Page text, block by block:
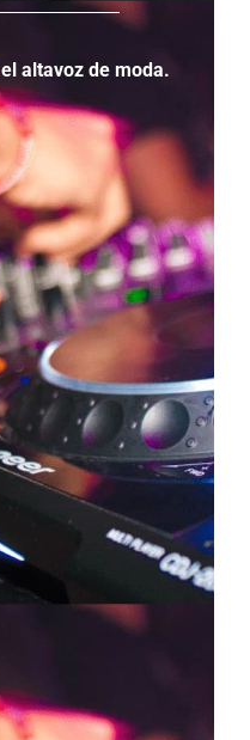
el altavoz de moda.